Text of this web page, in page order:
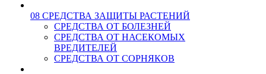
08 СРЕДСТВА ЗАЩИТЫ РАСТЕНИЙ
СРЕДСТВА ОТ БОЛЕЗНЕЙ
СРЕДСТВА ОТ НАСЕКОМЫХ
ВРЕДИТЕЛЕЙ
СРЕДСТВА ОТ СОРНЯКОВ